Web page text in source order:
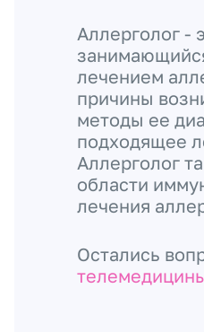
Аллерголог -
лечением
причины
методы ее
подходящее
Аллерголог
области
лечения
Остались